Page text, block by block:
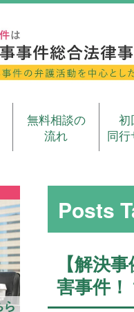
無料相談の
流れ
初
同行
Posts
【解決
害事件！